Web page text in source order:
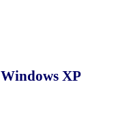
Windows XP